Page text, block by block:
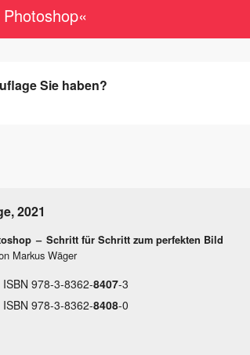
Sie haben?
,2021
– Schritt für Schritt zum perfekten Bild
Markus Wäger
ISBN 978-3-8362-8407-3
ISBN 978-3-8362-8408-0